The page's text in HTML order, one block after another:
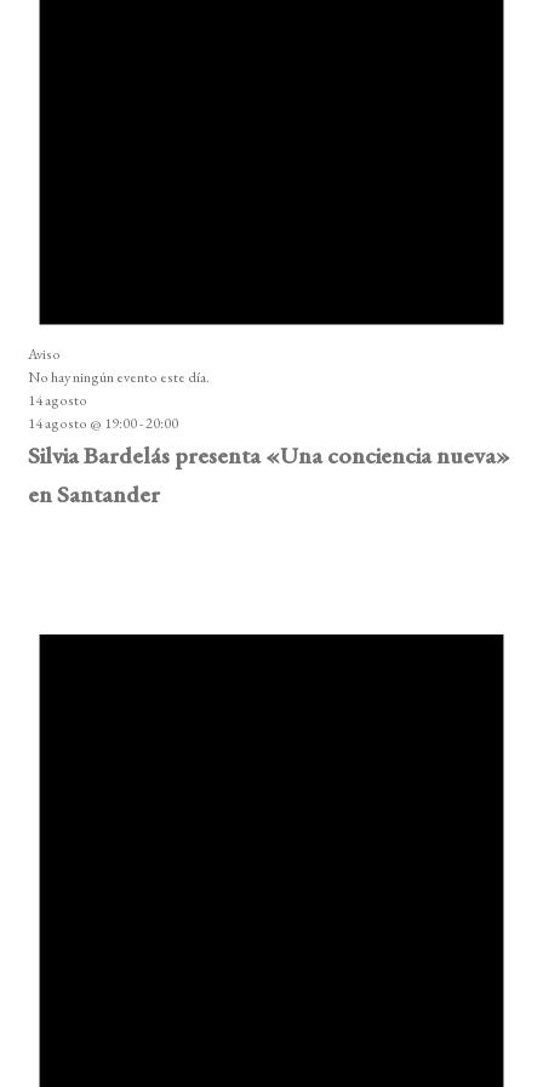
Aviso
No hay ningún evento este día.
14 agosto
14 agosto @ 19:00-20:00
Silvia Bardelás presenta «Una conciencia nueva»
en Santander